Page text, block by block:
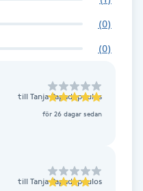
(0)
(0)
till Tanja Papadopoulos
för 26 dagar sedan
till Tanja Papadopoulos